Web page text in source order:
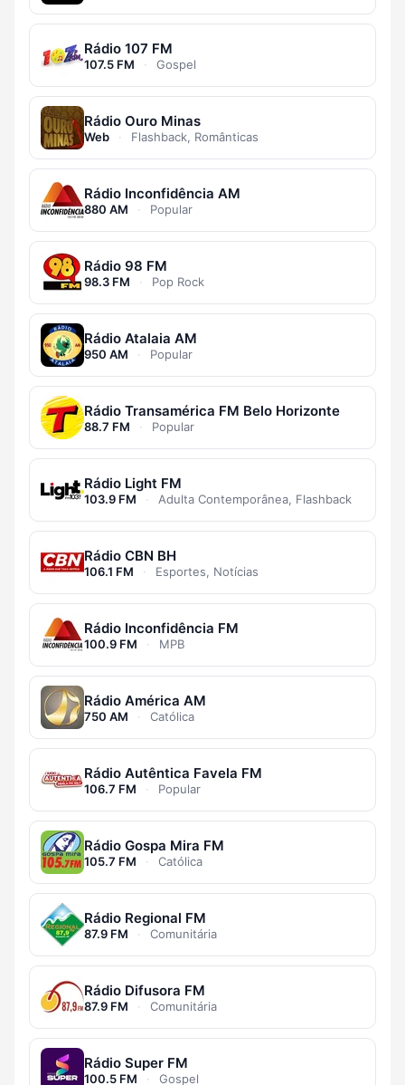
Rádio 107 FM
107.5 FM · Gospel
Rádio Ouro Minas
Web · Flashback, Românticas
Rádio Inconfidência AM
880 AM · Popular
Rádio 98 FM
98.3 FM · Pop Rock
Rádio Atalaia AM
950 AM · Popular
Rádio Transamérica FM Belo Horizonte
88.7 FM · Popular
Rádio Light FM
103.9 FM · Adulta Contemporânea, Flashback
Rádio CBN BH
106.1 FM · Esportes, Notícias
Rádio Inconfidência FM
100.9 FM · MPB
Rádio América AM
750 AM · Católica
Rádio Autêntica Favela FM
106.7 FM · Popular
Rádio Gospa Mira FM
105.7 FM · Católica
Rádio Regional FM
87.9 FM · Comunitária
Rádio Difusora FM
87.9 FM · Comunitária
Rádio Super FM
100.5 FM · Gospel